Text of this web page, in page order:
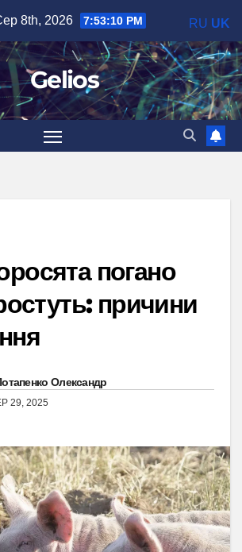
8th, 2026 7:53:11 PM
Gelios
погано
причини
Олександр
29, 2025
RU UK